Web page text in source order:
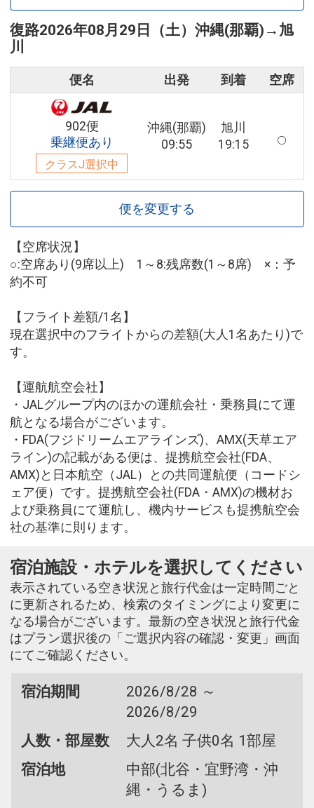
復路2026年08月29日（土） 沖縄(那覇) → 旭
川
便名 出発 到着 空席
902便
乗継便あり
クラスJ選択中
沖縄(那覇)
09:55
旭川
19:15
便を変更する
【空席状況】
○:空席あり(9席以上) 1～8:残席数(1～8席) ×：予
約不可
【フライト差額/1名】
現在選択中のフライトからの差額(大人1名あたり)で
す。
【運航航空会社】
・JALグループ内のほかの運航会社・乗務員にて運
航となる場合がございます。
・FDA(フジドリームエアラインズ)、AMX(天草エア
ライン)の記載がある便は、提携航空会社(FDA、
AMX)と日本航空（JAL）との共同運航便（コードシ
ェア便）です。提携航空会社(FDA・AMX)の機材お
よび乗務員にて運航し、機内サービスも提携航空会
社の基準に則ります。
宿泊施設・ホテルを選択してください
表示されている空き状況と旅行代金は一定時間ごと
に更新されるため、検索のタイミングにより変更に
なる場合がございます。最新の空き状況と旅行代金
はプラン選択後の「ご選択内容の確認・変更」画面
にてご確認ください。
宿泊期間
2026/8/28 ～
2026/8/29
人数・部屋数
大人2名 子供0名 1部屋
宿泊地
中部(北谷・宜野湾・沖
縄・うるま)